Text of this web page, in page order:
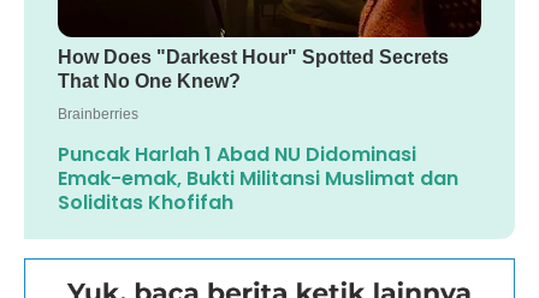
Puncak Harlah 1 Abad NU Didominasi
Emak-emak, Bukti Militansi Muslimat dan
Soliditas Khofifah